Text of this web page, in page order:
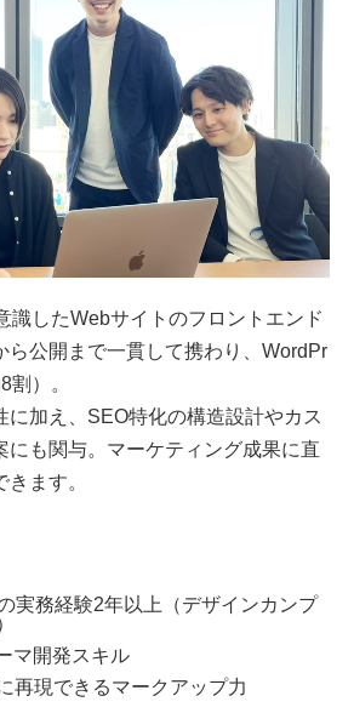
識したWebサイトのフロントエンド
ら公開まで一貫して携わり、WordPr
割）。
に加え、SEO特化の構造設計やカス
にも関与。マーケティング成果に直
ます。
実務経験2年以上（デザインカンプ
マ開発スキル
再現できるマークアップ力